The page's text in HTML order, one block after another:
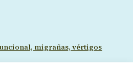
migrañas, vértigos